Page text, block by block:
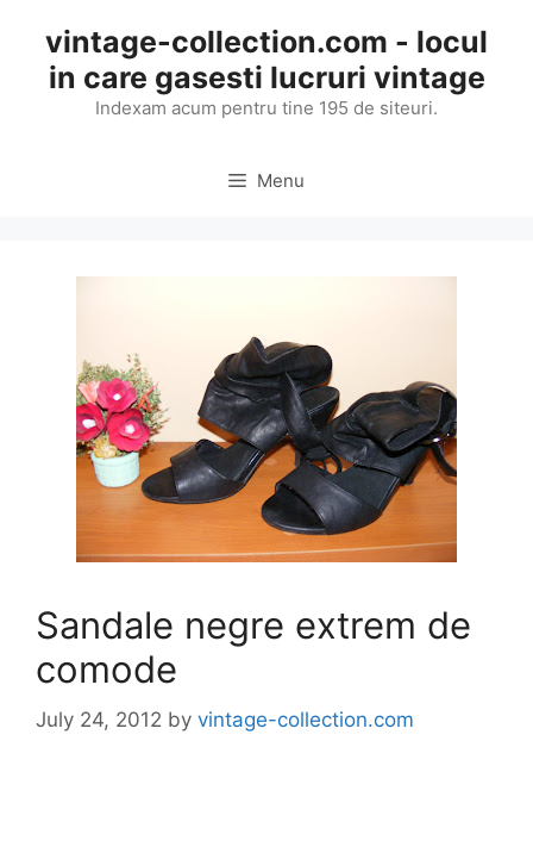
content
vintage-collection.com - locul
in care gasesti lucruri vintage
Indexam acum pentru tine 195 de siteuri.
Menu
Sandale negre extrem de
comode
July 24, 2012 by vintage-collection.com